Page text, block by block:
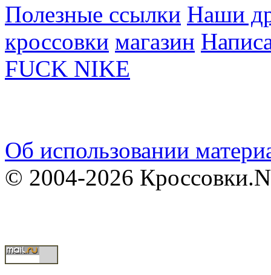
Полезные ссылки Наши
кроссовки магазин
FUCK NIKE
Об использовании
© 2004-2026